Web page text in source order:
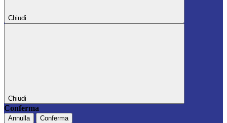
Chiudi
Chiudi
Conferma
Annulla Conferma